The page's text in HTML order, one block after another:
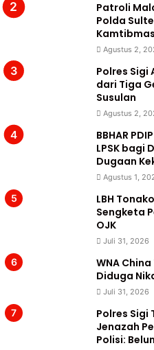
Patroli
Polda
Kamtibmas
Agustus 2,
Polres Sigi
dari Tiga
Susulan
Agustus 2,
BBHAR
LPSK bagi
Dugaan
Agustus 1,
LBH
Sengketa
OJK
Juli 31, 2026
WNA
Diduga
Juli 31, 2026
Polres Sigi
Jenazah
Polisi: